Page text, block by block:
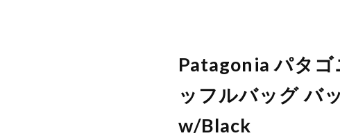
Patagonia パタ
ッフルバッグ バ
w/Black